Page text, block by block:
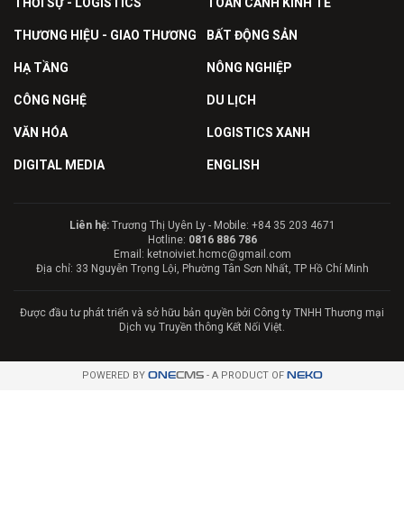
THỜI SỰ - LOGISTICS TOÀN CẢNH KINH TẾ
THƯƠNG HIỆU - GIAO THƯƠNG BẤT ĐỘNG SẢN
HẠ TẦNG NÔNG NGHIỆP
CÔNG NGHỆ DU LỊCH
VĂN HÓA LOGISTICS XANH
DIGITAL MEDIA ENGLISH
Liên hệ:Trương Thị Uyên Ly - Mobile: +84 35 203 4671
Hotline: 0816 886 786
Email: ketnoiviet.hcmc@gmail.com
Địa chỉ: 33 Nguyễn Trọng Lội, Phường Tân Sơn Nhất, TP Hồ Chí Minh
Được đầu tư phát triển và sở hữu bản quyền bởi Công ty TNHH Thương mại
Dịch vụ Truyền thông Kết Nối Việt.
POWERED BY ONECMS- A PRODUCT OF NEKO